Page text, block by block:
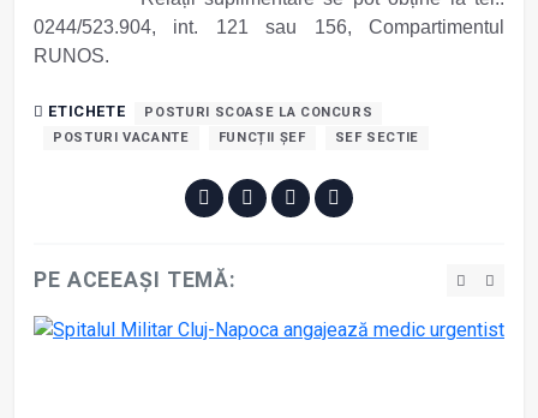
0244/523.904, int. 121 sau 156, Compartimentul
RUNOS.
ETICHETE
POSTURI SCOASE LA CONCURS
POSTURI VACANTE
FUNCȚII ȘEF SEF SECTIE
PE ACEEAȘI TEMĂ: